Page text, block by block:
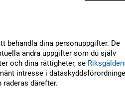
behandla dina personuppgifter. De
andra uppgifter som du själv
och dina rättigheter, se
intresse i
därefter.